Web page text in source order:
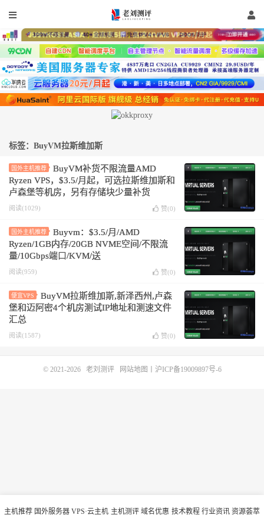
标签：BuyVM拉斯维加斯
国外主机推荐
BuyVM补货不限流量AMD
Ryzen VPS，$3.5/月起，可选拉斯维加斯和
卢森堡等机房，另有存储块少量补货
阅读(1029) 赞(0)
国外主机推荐
Buyvm：$3.5/月/AMD
Ryzen/1GB内存/20GB NVME空间/不限流
量/10Gbps端口/KVM/送
DirectAdmin/DDOS/不限版权/拉斯维加斯/
阅读(959) 赞(0)
便宜VPS
BuyVM拉斯维加斯,新泽西州,卢森
堡和迈阿密4个机房测试IP地址和测速文件
汇总
阅读(1587) 赞(0)
主机推荐 国外服务器 VPS·云主机 主机测评 域名优惠 技术教程 行业资讯 资源荟萃
© 2021-2026 老刘测评 网站地图 沪ICP备19009897号-6